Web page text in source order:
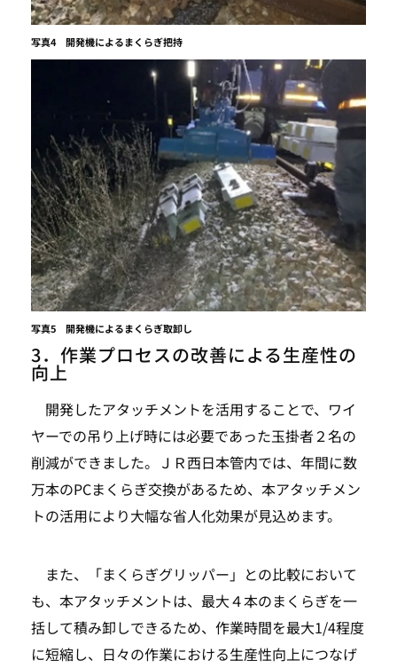
写真4 開発機によるまくらぎ把持
写真5 開発機によるまくらぎ取卸し
3．作業プロセスの改善による生産性の
向上
開発したアタッチメントを活用することで、ワイ
ヤーでの吊り上げ時には必要であった玉掛者２名の
削減ができました。ＪＲ西日本管内では、年間に数
万本のPCまくらぎ交換があるため、本アタッチメン
トの活用により大幅な省人化効果が見込めます。
また、「まくらぎグリッパー」との比較において
も、本アタッチメントは、最大４本のまくらぎを一
括して積み卸しできるため、作業時間を最大1/4程度
に短縮し、日々の作業における生産性向上につなげ